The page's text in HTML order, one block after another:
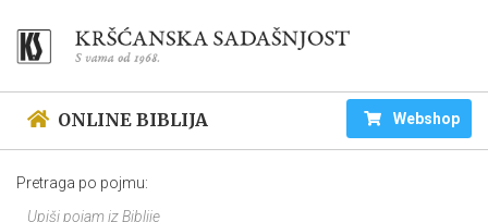
ONLINE BIBLIJA Webshop
Pretraga po pojmu: